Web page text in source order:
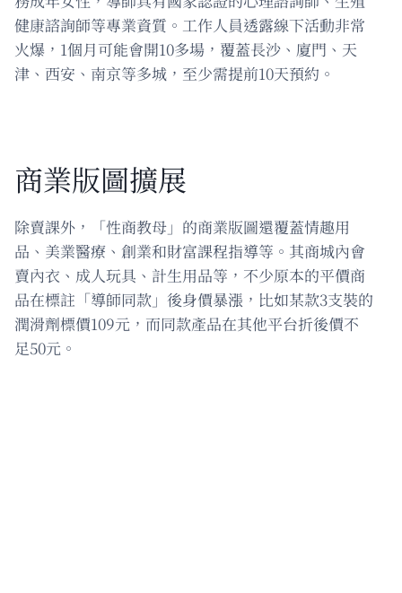
健康諮詢師等專業資質。工作人員透露線下活動非常
火爆，1個月可能會開10多場，覆蓋長沙、廈門、天
津、西安、南京等多城，至少需提前10天預約。
商業版圖擴展
除賣課外，「性商教母」的商業版圖還覆蓋情趣用
品、美業醫療、創業和財富課程指導等。其商城內會
賣內衣、成人玩具、計生用品等，不少原本的平價商
品在標註「導師同款」後身價暴漲，比如某款3支裝的
潤滑劑標價109元，而同款產品在其他平台折後價不
足50元。